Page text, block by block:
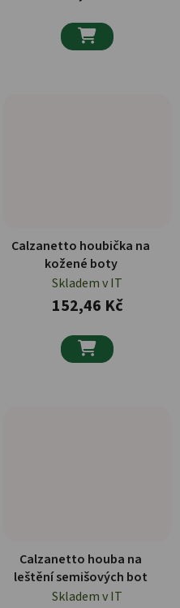

Calzanetto houbička na
kožené boty
Skladem v IT
152,46 Kč

Calzanetto houba na
leštění semišových bot
Skladem v IT